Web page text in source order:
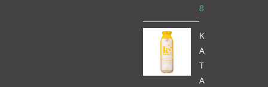
8
K
A
T
A